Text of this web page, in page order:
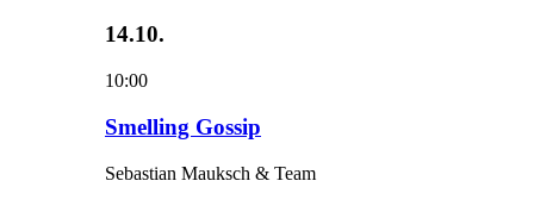
14.10.
10:00
Smelling Gossip
Sebastian Mauksch & Team